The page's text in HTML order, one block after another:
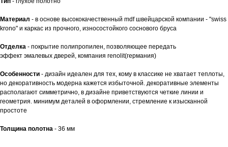
Материал - в основе высококачественный mdf швейцарской компании - "swiss
krono" и каркас из прочного, износостойкого соснового бруса
Отделка - покрытие полипропилен, позволяющее передать
эффект эмалевых дверей, компания renolit(германия)
Особенности - дизайн идеален для тех, кому в классике не хватает теплоты,
но декоративность модерна кажется избыточной. декоративные элементы
располагают симметрично, в дизайне приветствуются четкие линии и
геометрия. минимум деталей в оформлении, стремление к изысканной
простоте
Толщина полотна - 36 мм
двери.23
замер
акции
наши работы
контакты
алюминиевые
перегородки